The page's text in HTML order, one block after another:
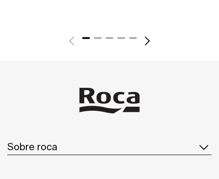
Sobre roca